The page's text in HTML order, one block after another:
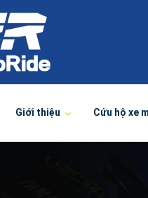
Giới thiệu Cứu hộ xe